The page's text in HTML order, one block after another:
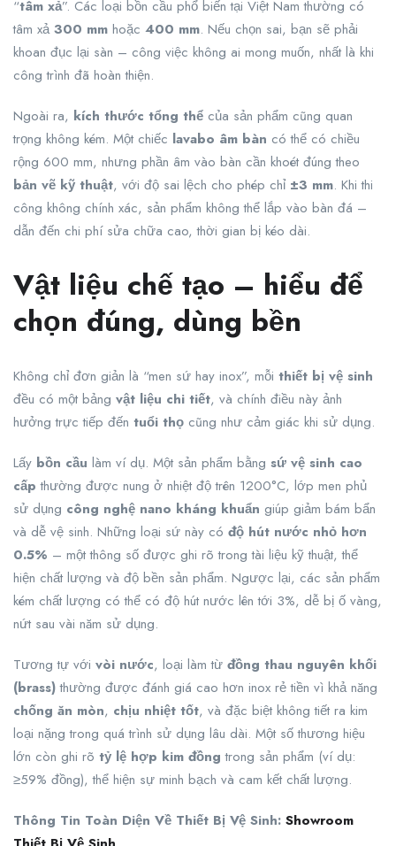
“tâm xả”. Các loại bồn cầu phổ biến tại Việt Nam thường có
tâm xả300 mm hoặc 400 mm. Nếu chọn sai, bạn sẽ phải
khoan đục lại sàn – công việc không ai mong muốn, nhất là khi
công trình đã hoàn thiện.
Ngoài ra, kích thước tổng thể của sản phẩm cũng quan
trọng không kém. Một chiếc lavabo âm bàn có thể có chiều
rộng 600 mm, nhưng phần âm vào bàn cần khoét đúng theo
bản vẽ kỹ thuật, với độ sai lệch cho phép chỉ ±3 mm. Khi thi
công không chính xác, sản phẩm không thể lắp vào bàn đá –
dẫn đến chi phí sửa chữa cao, thời gian bị kéo dài.
Vật liệu chế tạo – hiểu để
chọn đúng, dùng bền
Không chỉ đơn giản là “men sứ hay inox”, mỗi thiết bị vệ sinh
đều có một bảng vật liệu chi tiết, và chính điều này ảnh
hưởng trực tiếp đến tuổi thọ cũng như cảm giác khi sử dụng.
Lấy bồn cầu làm ví dụ. Một sản phẩm bằng sứ vệ sinh cao
cấp thường được nung ở nhiệt độ trên 1200°C, lớp men phủ
sử dụng công nghệ nano kháng khuẩn giúp giảm bám bẩn
và dễ vệ sinh. Những loại sứ này có độ hút nước nhỏ hơn
0.5% – một thông số được ghi rõ trong tài liệu kỹ thuật, thể
hiện chất lượng và độ bền sản phẩm. Ngược lại, các sản phẩm
kém chất lượng có thể có độ hút nước lên tới 3%, dễ bị ố vàng,
nứt sau vài năm sử dụng.
Tương tự với vòi nước, loại làm từ đồng thau nguyên khối
(brass)thường được đánh giá cao hơn inox rẻ tiền vì khả năng
chống ăn mòn, chịu nhiệt tốt, và đặc biệt không tiết ra kim
loại nặng trong quá trình sử dụng lâu dài. Một số thương hiệu
lớn còn ghi rõ tỷ lệ hợp kim đồng trong sản phẩm (ví dụ:
≥59% đồng), thể hiện sự minh bạch và cam kết chất lượng.
Thông Tin Toàn Diện Về Thiết Bị Vệ Sinh: Showroom